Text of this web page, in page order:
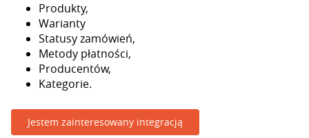
Produkty,
Warianty
Statusy zamówień,
Metody płatności,
Producentów,
Kategorie.
Jestem zainteresowany integracją